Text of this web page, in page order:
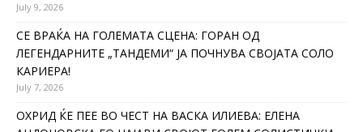
July 9, 2026
СЕ ВРАЌА НА ГОЛЕМАТА СЦЕНА: ГОРАН ОД
ЛЕГЕНДАРНИТЕ „ТАНДЕМИ“ ЈА ПОЧНУВА СВОЈАТА СОЛО
КАРИЕРА!
July 7, 2026
ОХРИД ЌЕ ПЕЕ ВО ЧЕСТ НА ВАСКА ИЛИЕВА: ЕЛЕНА